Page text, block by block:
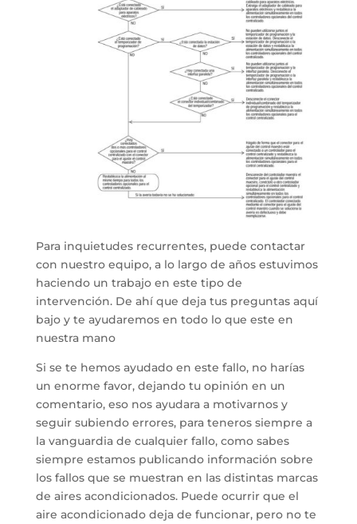
Para inquietudes recurrentes, puede contactar
con nuestro equipo, a lo largo de años estuvimos
haciendo un trabajo en este tipo de
intervención. De ahí que deja tus preguntas aquí
bajo y te ayudaremos en todo lo que este en
nuestra mano
Si se te hemos ayudado en este fallo, no harías
un enorme favor, dejando tu opinión en un
comentario, eso nos ayudara a motivarnos y
seguir subiendo errores, para teneros siempre a
la vanguardia de cualquier fallo, como sabes
siempre estamos publicando información sobre
los fallos que se muestran en las distintas marcas
de aires acondicionados. Puede ocurrir que el
aire acondicionado deja de funcionar, pero no te